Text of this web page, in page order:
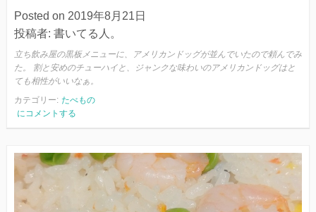
Posted on 2019年8月21日
投稿者: 書いてる人。
立ち飲み屋の黒板メニューに、アメリカンドッグが並んでいたので頼んでみ
た。 割と安めのチューハイと、ジャンクな味わいのアメリカンドッグはと
ても相性がいいなぁ。
カテゴリー: たべもの
ア
カ
ン
ド
ッ
グ
にコメントする